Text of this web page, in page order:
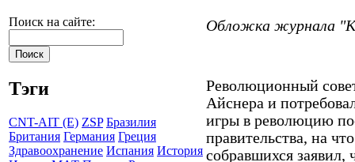
Поиск на сайте:
Тэги
CNT-AIT (E) ZSP Бразилия
Британия Германия Греция
Здравоохранение Испания История
Обложка журнала
Революционный
Айснера и
игры в революцию
правительства, на
собравшихся заявил,